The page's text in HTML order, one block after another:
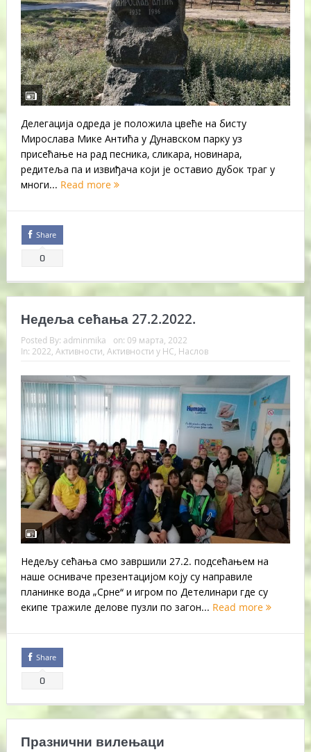
Делегација одреда је положила цвеће на бисту
Мирослава Мике Антића у Дунавском парку уз
присећање на рад песника, сликара, новинара,
редитеља па и извиђача који је оставио дубок траг у
многи... Read more
Share
0
Недеља сећања 27.2.2022.
Posted By: adminmika on: 09 марта, 2022
In: 2022 Активности Активности у НС Наслов
Недељу сећања смо завршили 27.2. подсећањем на
наше осниваче презентацијом коју су направиле
планинке вода „Срне“ и игром по Детелинари где су
екипе тражиле делове пузли по загон... Read more
Share
0
Празнични вилењаци